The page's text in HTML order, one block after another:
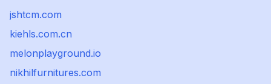
jshtcm.com
kiehls.com.cn
melonplayground.io
nikhilfurnitures.com